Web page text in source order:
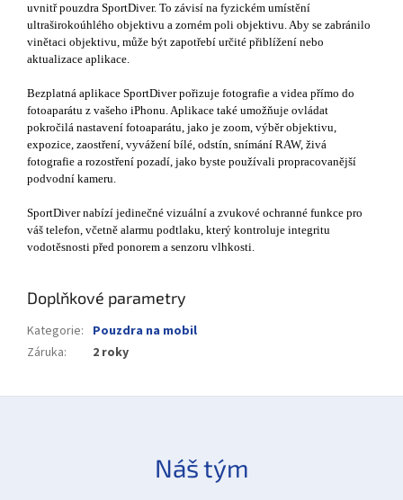
uvnitř pouzdra SportDiver. To závisí na fyzickém umístění
ultraširokoúhlého objektivu a zorném poli objektivu. Aby se zabránilo
vinětaci objektivu, může být zapotřebí určité přiblížení nebo
aktualizace aplikace.
Bezplatná aplikace SportDiver pořizuje fotografie a videa přímo do
fotoaparátu z vašeho iPhonu. Aplikace také umožňuje ovládat
pokročilá nastavení fotoaparátu, jako je zoom, výběr objektivu,
expozice, zaostření, vyvážení bílé, odstín, snímání RAW, živá
fotografie a rozostření pozadí, jako byste používali propracovanější
podvodní kameru.
SportDiver nabízí jedinečné vizuální a zvukové ochranné funkce pro
váš telefon, včetně alarmu podtlaku, který kontroluje integritu
vodotěsnosti před ponorem a senzoru vlhkosti.
Doplňkové parametry
Kategorie: Pouzdra na mobil
Záruka: 2 roky
Náš tým